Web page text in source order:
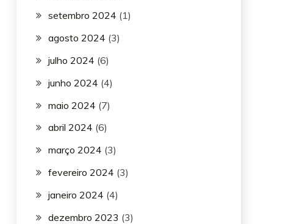
setembro 2024 (1)
agosto 2024 (3)
julho 2024 (6)
junho 2024 (4)
maio 2024 (7)
abril 2024 (6)
março 2024 (3)
fevereiro 2024 (3)
janeiro 2024 (4)
dezembro 2023 (3)